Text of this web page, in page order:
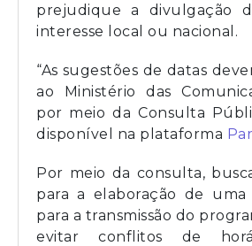
prejudique a divulgação
interesse local ou nacional.
“As sugestões de datas
ao Ministério das
por meio da Consulta
disponível na plataforma
Por meio da consulta,
para a elaboração de
para a transmissão do
evitar conflitos de